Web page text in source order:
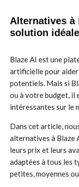
Alternatives à
solution
Blaze AI est une
artificielle pour aider
potentiels. Mais si
ou à votre budget, il
intéressantes sur le
Dans cet article,
alternatives à Blaze
leurs prix et leurs
adaptées à tous les
petites, moyennes